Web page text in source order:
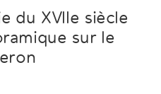
du XVIIe siècle
sur le